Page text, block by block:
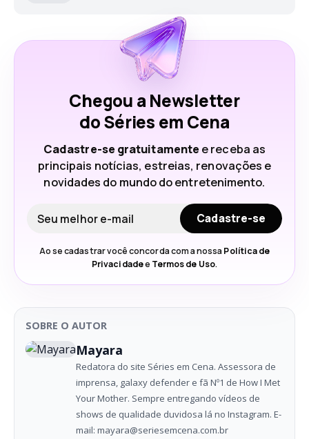
Chegou a Newsletter
do Séries em Cena
Cadastre-se gratuitamente e receba as
principais notícias, estreias, renovações e
novidades do mundo do entretenimento.
Seu e-mail
Cadastre-se
Ao se cadastrar você concorda com a nossa Política de
Privacidadee Termos de Uso.
SOBRE O AUTOR
Mayara
Redatora do site Séries em Cena. Assessora de
imprensa, galaxy defender e fã Nº1 de How I Met
Your Mother. Sempre entregando vídeos de
shows de qualidade duvidosa lá no Instagram. E-
mail: mayara@seriesemcena.com.br